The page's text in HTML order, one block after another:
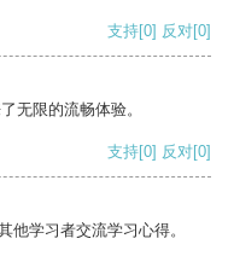
支持[0] 反对[0]
无限的流畅体验。
支持[0] 反对[0]
他学习者交流学习心得。